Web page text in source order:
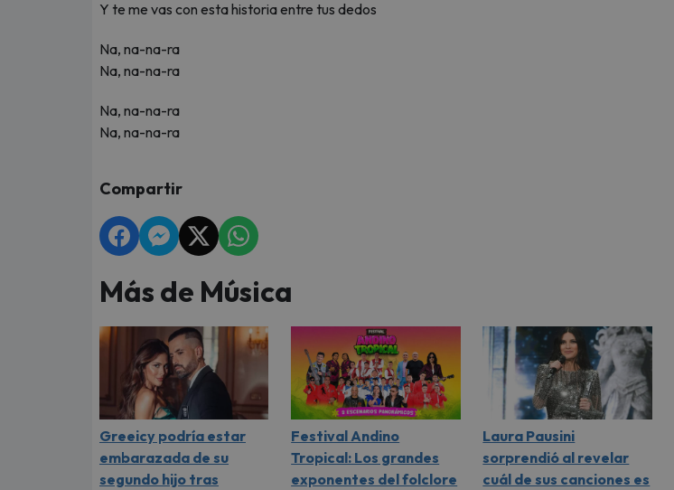
Y te me vas con esta historia entre tus dedos
Na, na-na-ra
Na, na-na-ra
Na, na-na-ra
Na, na-na-ra
Compartir
Más de Música
Greeicy podría estar
embarazada de su
segundo hijo tras
Festival Andino
Tropical: Los grandes
exponentes del folclore
Laura Pausini
sorprendió al revelar
cuál de sus canciones es